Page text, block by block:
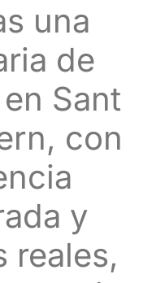
una
de
Sant
con
y
reales,